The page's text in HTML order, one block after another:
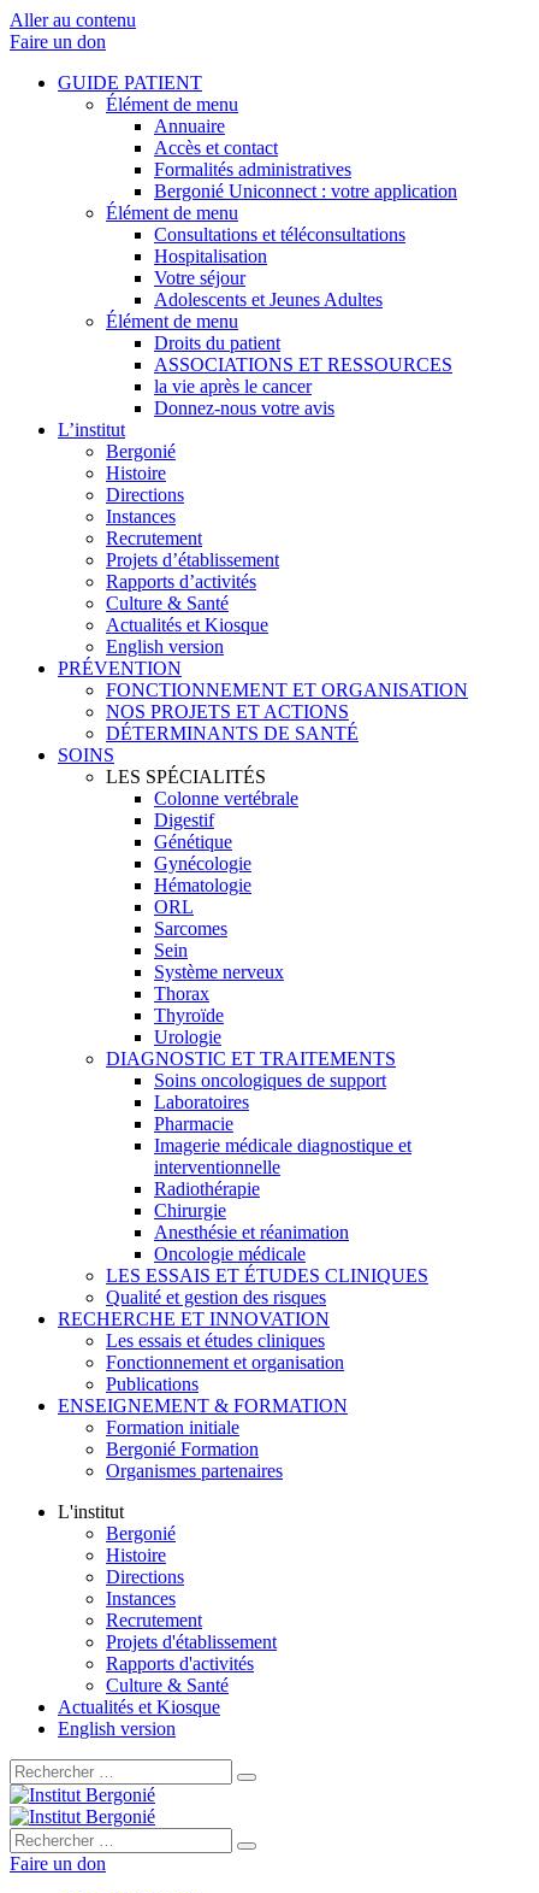
Aller au contenu
Faire un don
GUIDE PATIENT
Élément de menu
Annuaire
Accès et contact
Formalités administratives
Bergonié Uniconnect : votre application
Élément de menu
Consultations et téléconsultations
Hospitalisation
Votre séjour
Adolescents et Jeunes Adultes
Élément de menu
Droits du patient
ASSOCIATIONS ET RESSOURCES
la vie après le cancer
Donnez-nous votre avis
L’institut
Bergonié
Histoire
Directions
Instances
Recrutement
Projets d’établissement
Rapports d’activités
Culture & Santé
Actualités et Kiosque
English version
PRÉVENTION
FONCTIONNEMENT ET ORGANISATION
NOS PROJETS ET ACTIONS
DÉTERMINANTS DE SANTÉ
SOINS
LES SPÉCIALITÉS
Colonne vertébrale
Digestif
Génétique
Gynécologie
Hématologie
ORL
Sarcomes
Sein
Système nerveux
Thorax
Thyroïde
Urologie
DIAGNOSTIC ET TRAITEMENTS
Soins oncologiques de support
Laboratoires
Pharmacie
Imagerie médicale diagnostique et
interventionnelle
Radiothérapie
Chirurgie
Anesthésie et réanimation
Oncologie médicale
LES ESSAIS ET ÉTUDES CLINIQUES
Qualité et gestion des risques
RECHERCHE ET INNOVATION
Les essais et études cliniques
Fonctionnement et organisation
Publications
ENSEIGNEMENT & FORMATION
Formation initiale
Bergonié Formation
Organismes partenaires
L'institut
Bergonié
Histoire
Directions
Instances
Recrutement
Projets d'établissement
Rapports d'activités
Culture & Santé
Actualités et Kiosque
English version
Rechercher :
Rechercher :
Faire un don